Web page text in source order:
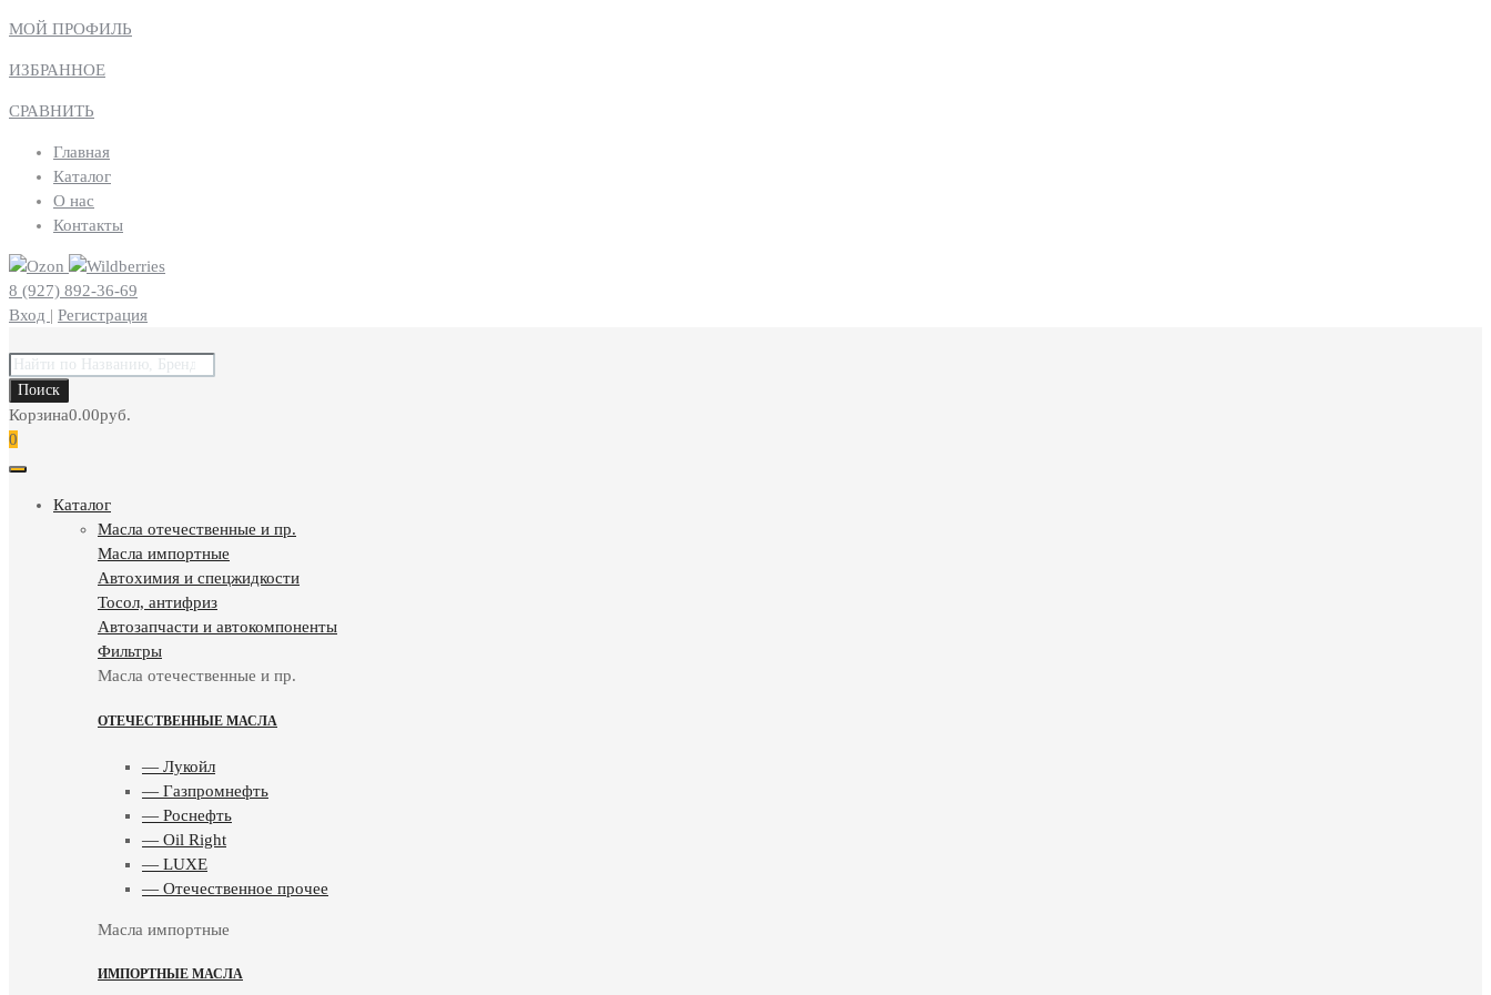
МОЙ ПРОФИЛЬ
ИЗБРАННОЕ
СРАВНИТЬ
Главная
Каталог
О нас
Контакты
8 (927) 892-36-69
Вход | Регистрация
Поиск
товаров
Поиск
Корзина0.00руб.
0
Каталог
Масла отечественные и пр.
Масла импортные
Автохимия и спецжидкости
Тосол, антифриз
Автозапчасти и автокомпоненты
Фильтры
Масла отечественные и пр.
ОТЕЧЕСТВЕННЫЕ МАСЛА
— Лукойл
— Газпромнефть
— Роснефть
— Oil Right
— LUXE
— Отечественное прочее
Масла импортные
ИМПОРТНЫЕ МАСЛА